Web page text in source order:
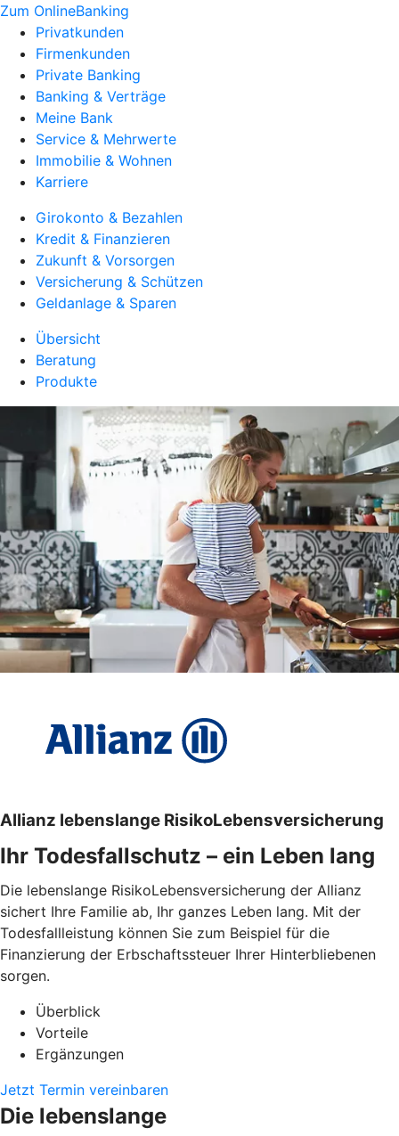
Zum OnlineBanking
Privatkunden
Firmenkunden
Private Banking
Banking & Verträge
Meine Bank
Service & Mehrwerte
Immobilie & Wohnen
Karriere
Girokonto & Bezahlen
Kredit & Finanzieren
Zukunft & Vorsorgen
Versicherung & Schützen
Geldanlage & Sparen
Übersicht
Beratung
Produkte
Allianz lebenslange RisikoLebensversicherung
Ihr Todesfallschutz – ein Leben lang
Die lebenslange RisikoLebensversicherung der Allianz
sichert Ihre Familie ab, Ihr ganzes Leben lang. Mit der
Todesfallleistung können Sie zum Beispiel für die
Finanzierung der Erbschaftssteuer Ihrer Hinterbliebenen
sorgen.
Überblick
Vorteile
Ergänzungen
Jetzt Termin vereinbaren
Die lebenslange